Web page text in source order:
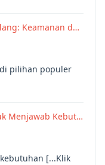
Keamanan d…
pilihan populer
Menjawab Kebut…
[...Klik